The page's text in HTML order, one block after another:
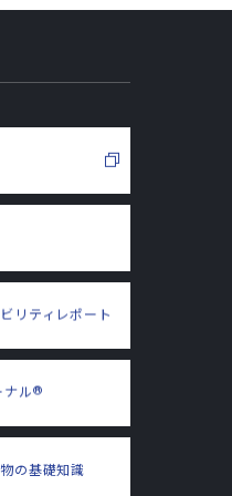
リティ レポート
ナル®
の基礎知識